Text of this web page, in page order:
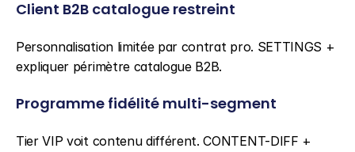
Client B2B catalogue restreint
Personnalisation limitée par contrat pro. SETTINGS +
expliquer périmètre catalogue B2B.
Programme fidélité multi-segment
Tier VIP voit contenu différent. CONTENT-DIFF +